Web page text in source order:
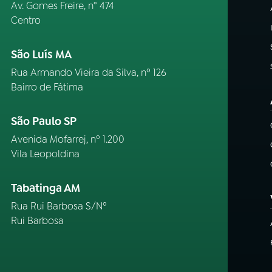
Av. Gomes Freire, n° 474
Centro
São Luís MA
Rua Armando Vieira da Silva, nº 126
Bairro de Fátima
São Paulo SP
Avenida Mofarrej, nº 1.200
Vila Leopoldina
Tabatinga AM
Rua Rui Barbosa S/Nº
Rui Barbosa